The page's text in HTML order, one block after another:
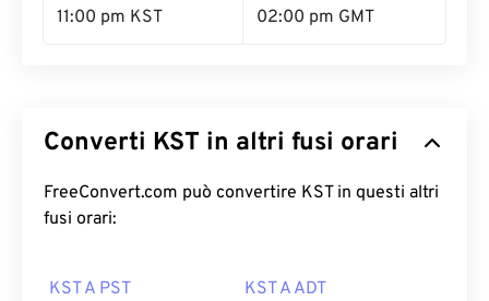
11:00 pm KST 02:00 pm GMT
Converti KST in altri fusi orari
FreeConvert.com può convertire KST in questi altri
fusi orari:
KST A PST KST A ADT